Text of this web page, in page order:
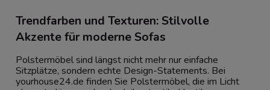
Trendfarben und Texturen: Stilvolle
Akzente für moderne Sofas
Polstermöbel sind längst nicht mehr nur einfache
Sitzplätze, sondern echte Design-Statements. Bei
yourhouse24.de finden Sie Polstermöbel, die im Licht